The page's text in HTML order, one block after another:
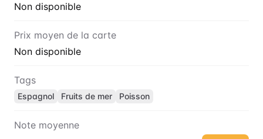
Non disponible
Prix moyen de la carte
Non disponible
Tags
Espagnol Fruits de mer Poisson
Note moyenne